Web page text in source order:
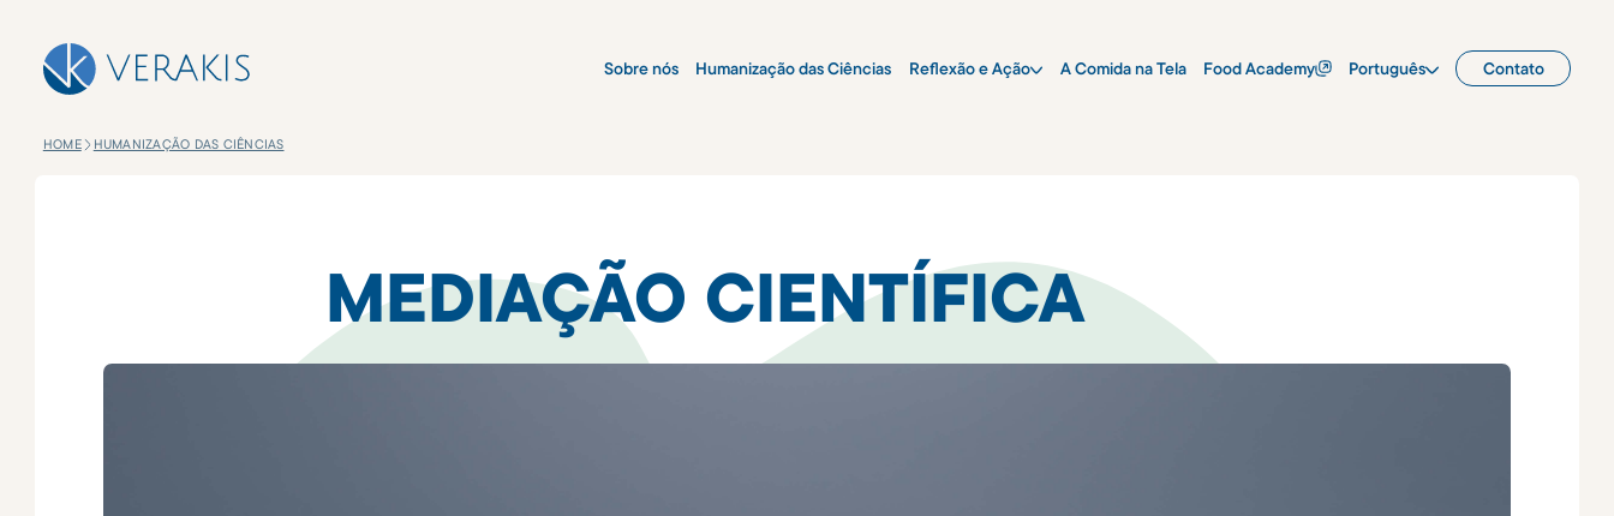
Sobre nós Humanização das Ciências Reflexão e Ação A Comida na Tela Food Academy Português Contato
HOME HUMANIZAÇÃO DAS CIÊNCIAS
MEDIAÇÃO CIENTÍFICA